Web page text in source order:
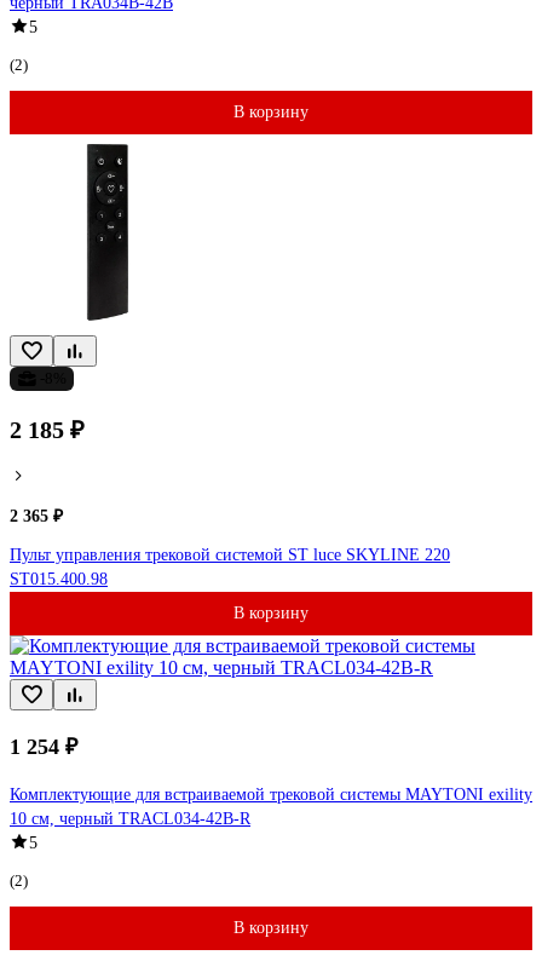
5
(2)
В корзину
2 185 ₽
2 365 ₽
Пульт управления трековой системой ST luce SKYLINE 220
ST015.400.98
В корзину
1 254 ₽
Комплектующие для встраиваемой трековой системы MAYTONI exility
10 см, черный TRACL034-42B-R
5
(2)
В корзину